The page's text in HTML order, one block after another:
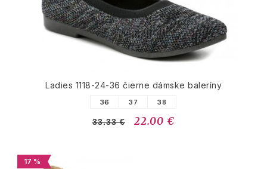
Ladies 1118-24-36 čierne dámske baleríny
36 37 38
33.33 € 22.00 €
17 %